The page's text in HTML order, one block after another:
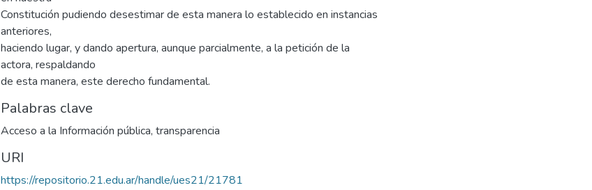
Constitución pudiendo desestimar de esta manera lo establecido en instancias
anteriores,
haciendo lugar, y dando apertura, aunque parcialmente, a la petición de la
actora, respaldando
de esta manera, este derecho fundamental.
Palabras clave
Acceso a la Información pública, transparencia
URI
https://repositorio.21.edu.ar/handle/ues21/21781